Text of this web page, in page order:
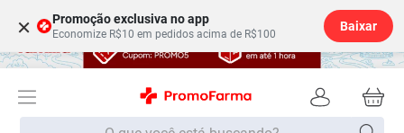
× Promoção exclusiva no app
Economize R$10 em pedidos acima de R$100
Baixar
O que você está buscando?